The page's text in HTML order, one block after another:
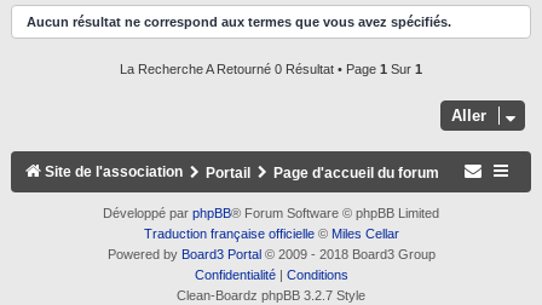
R
C
E
R
Aucun résultat ne correspond aux termes que vous avez spécifiés.
La Recherche A Retourné 0 Résultat • Page 1 Sur 1
Aller
Site de l'association Portail Page d'accueil du forum
Développé par phpBB® Forum Software © phpBB Limited
Traduction française officielle© Miles Cellar
Powered by Board3 Portal© 2009 - 2018 Board3 Group
Confidentialité| Conditions
Clean-Boardz phpBB 3.2.7 Style